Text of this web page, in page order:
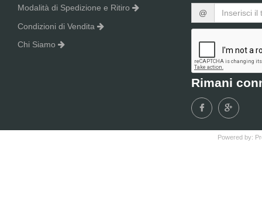
Modalità di Spedizione e Ritiro
Condizioni di Vendita
Chi Siamo
@
Rimani
Powered by: